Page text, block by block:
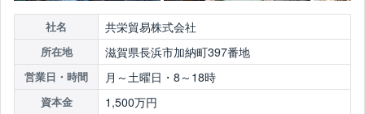
社名 共栄貿易株式会社
所在地 滋賀県長浜市加納町397番地
営業日・時間 月～土曜日・8～18時
資本金 1,500万円